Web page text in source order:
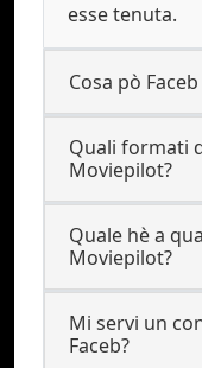
esse tenuta.
Cosa pò
Quali formati
Moviepilot?
Quale hè a
Moviepilot?
Mi servi un
Faceb?